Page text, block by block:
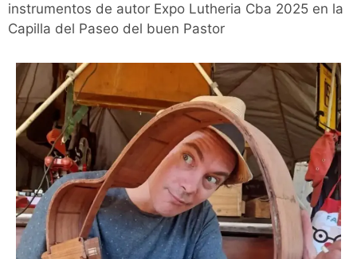
instrumentos de autor Expo Lutheria Cba 2025 en la
Capilla del Paseo del buen Pastor